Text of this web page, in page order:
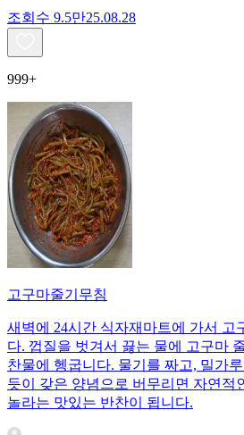
조회수 9.5만25.08.28
999+
고구마줄기무침
새벽에 24시간 식자재마트에 가서 고
다. 껍질을 벗겨서 끓는 물에 고구마
찬물에 헹굽니다. 물기를 짜고, 밀가
듯이 갖은 양념으로 버무리면 자연적
놀라는 맛있는 반찬이 됩니다.